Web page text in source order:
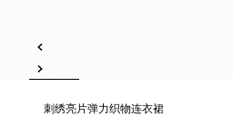
刺绣亮片弹力织物连衣裙